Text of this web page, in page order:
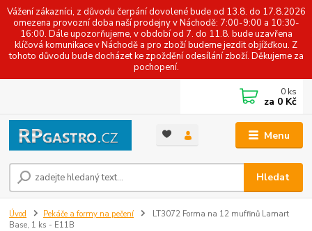
Vážení zákazníci, z důvodu čerpání dovolené bude od 13.8. do 17.8.2026
omezena provozní doba naší prodejny v Náchodě: 7:00-9:00 a 10:30-
16:00. Dále upozorňujeme, v období od 7. do 11.8. bude uzavřena
klíčová komunikace v Náchodě a pro zboží budeme jezdit objížďkou. Z
tohoto důvodu bude docházet ke zpoždění odesílání zboží. Děkujeme za
pochopení.
Menu
Hledat
0 ks
za 0 Kč
Úvod Pekáče a formy na pečení
LT3072 Forma na 12 muffinů Lamart
Base, 1 ks - E11B